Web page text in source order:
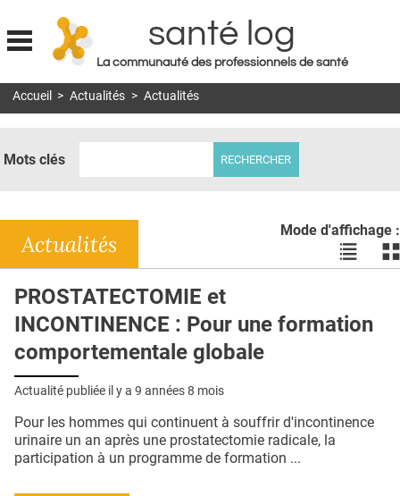
Jump to navigation
santé log
La communauté des professionnels de santé
MON COMPTE
DOSSIERS
RÉSEAUX
E-REVUE SAD
L'APP
PUBLICITÉ
Accueil > Actualités > Actualités
Mots clés
Mode d'affichage :
Voir
les
liste
les
Actualités
PROSTATECTOMIE et
INCONTINENCE : Pour une formation
comportementale globale
Actualité publiée il y a 9 années 8 mois
Pour les hommes qui continuent à souffrir d'incontinence
urinaire un an après une prostatectomie radicale, la
participation à un programme de formation ...